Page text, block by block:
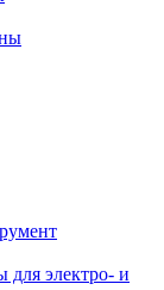
для электро- и